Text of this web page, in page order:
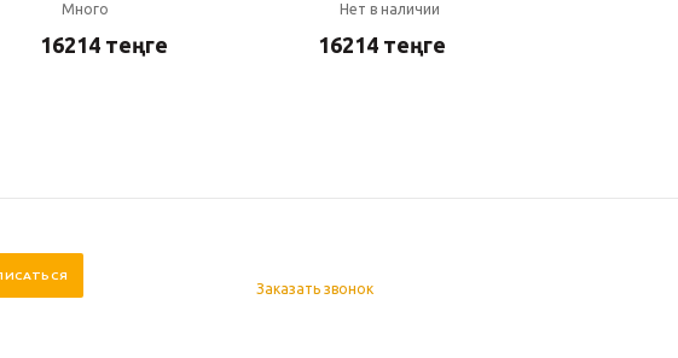
Много
16214 теңге
Нет в наличии
16214 теңге
Заказать звонок